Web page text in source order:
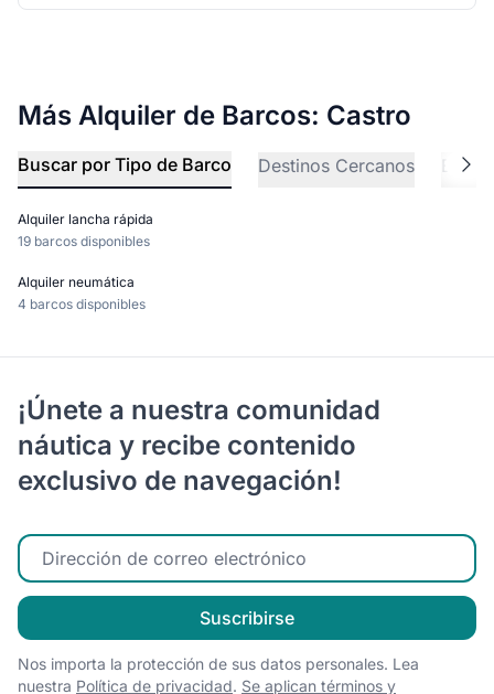
Más Alquiler de Barcos: Castro
Buscar por Tipo de Barco Destinos Cercanos
Alquiler lancha rápida
19 barcos disponibles
Alquiler neumática
4 barcos disponibles
¡Únete a nuestra comunidad
náutica y recibe contenido
exclusivo de navegación!
Ingrese su correo electrónico
Suscribirse
Nos importa la protección de sus datos personales. Lea
nuestra Política de privacidad. Se aplican términos y